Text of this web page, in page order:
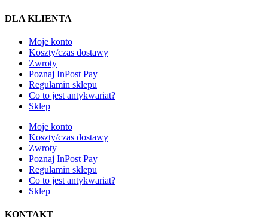
DLA KLIENTA
Moje konto
Koszty/czas dostawy
Zwroty
Poznaj InPost Pay
Regulamin sklepu
Co to jest antykwariat?
Sklep
Moje konto
Koszty/czas dostawy
Zwroty
Poznaj InPost Pay
Regulamin sklepu
Co to jest antykwariat?
Sklep
KONTAKT